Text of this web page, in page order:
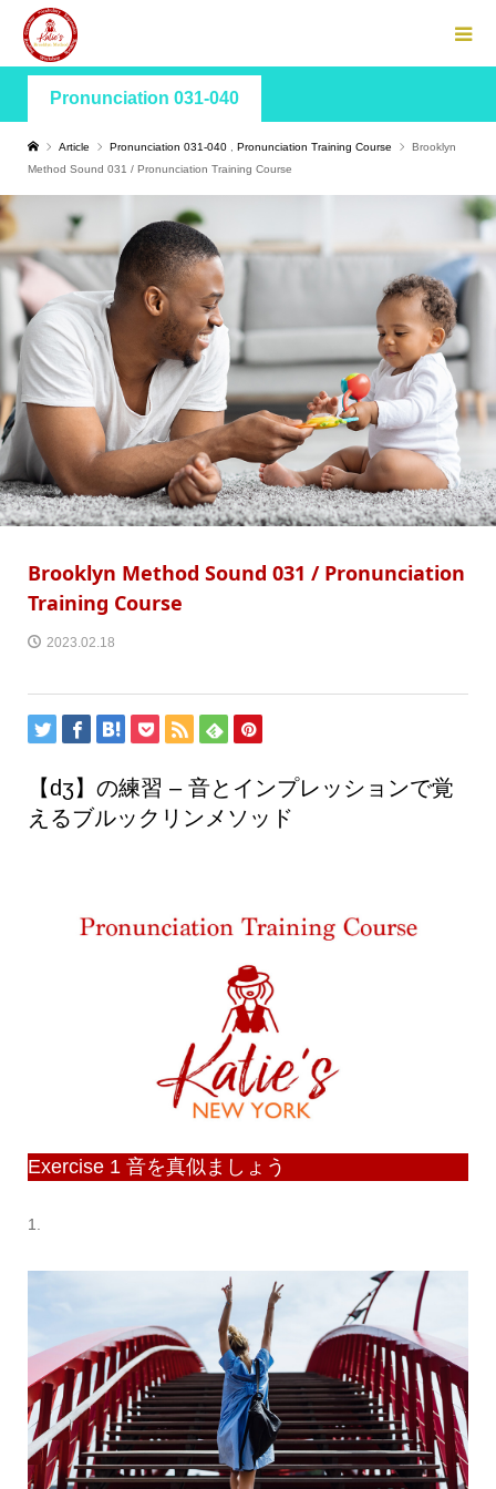
Pronunciation 031-040
Article Pronunciation 031-040 Pronunciation Training Course
Brooklyn
Method Sound 031 / Pronunciation Training Course
Brooklyn Method Sound 031 / Pronunciation
Training Course
2023.02.18
【dʒ】の練習 – 音とインプレッションで覚
えるブルックリンメソッド
Exercise 1 音を真似ましょう
1.